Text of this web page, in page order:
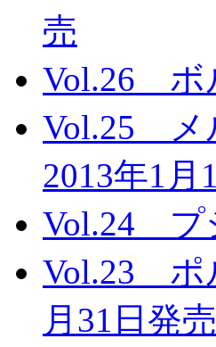
売
Vol.26 ボ
Vol.25 メ
2013年1月
Vol.24 プ
Vol.23 ポ
月31日発売